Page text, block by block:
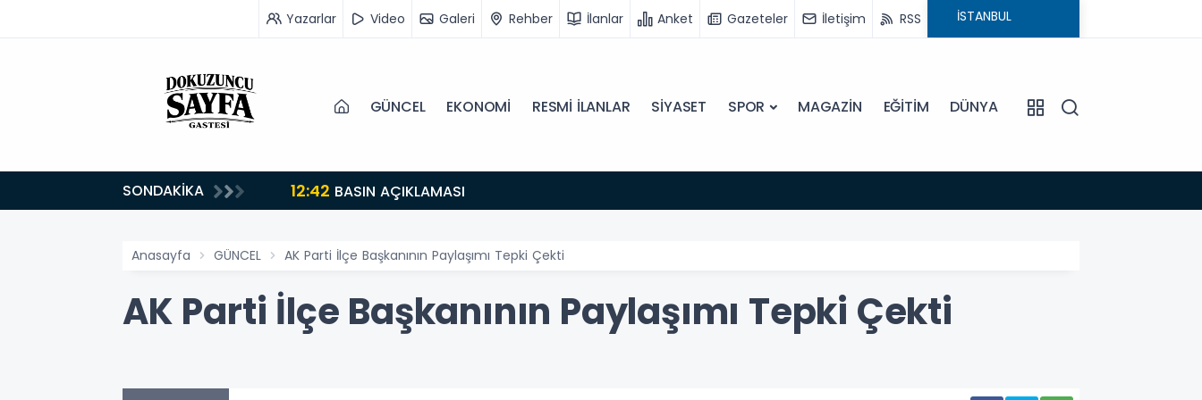
Yazarlar Video Galeri Rehber İlanlar Anket Gazeteler İletişim RSS
GÜNCEL EKONOMİ RESMİ İLANLAR SİYASET SPOR MAGAZİN EĞİTİM DÜNYA
SONDAKİKA 12:42 BASIN AÇIKLAMASI
Anasayfa GÜNCEL AK Parti İlçe Başkanının Paylaşımı Tepki Çekti
AK Parti İlçe Başkanının Paylaşımı Tepki Çekti